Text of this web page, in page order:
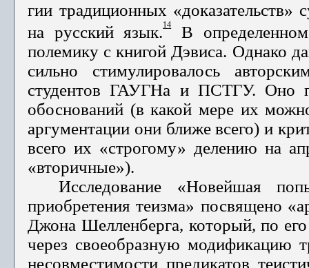
гии традиционных «доказательств»
на русский язык.14В определенном
полемику с книгой Дэвиса. Однако
сильно стимулировалось
студентов ГАУГНа и ПСТГУ. Оно
обоснований (в какой мере их
аргументации они ближе всего) и
всего их «строгому» делению на
«вторичные»).
Исследование «Новейшая
приобретения теизма» посвящено
Джона Шелленберга, который, по
через свое­образную модификацию
несовместимости предикатов